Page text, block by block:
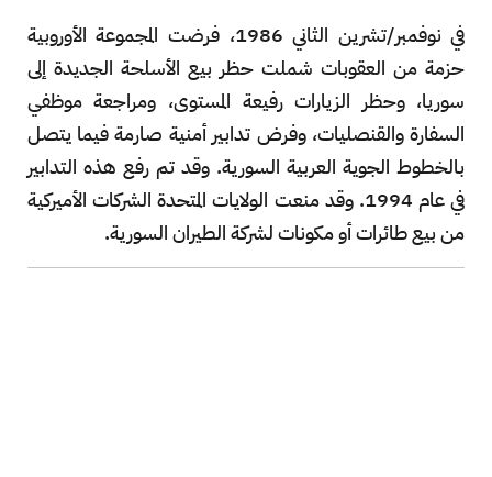
في نوفمبر/تشرين الثاني 1986، فرضت المجموعة الأوروبية
حزمة من العقوبات شملت حظر بيع الأسلحة الجديدة إلى
سوريا، وحظر الزيارات رفيعة المستوى، ومراجعة موظفي
السفارة والقنصليات، وفرض تدابير أمنية صارمة فيما يتصل
بالخطوط الجوية العربية السورية. وقد تم رفع هذه التدابير
في عام 1994. وقد منعت الولايات المتحدة الشركات الأميركية
من بيع طائرات أو مكونات لشركة الطيران السورية.